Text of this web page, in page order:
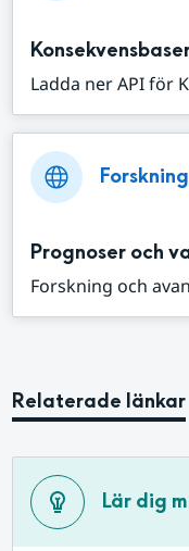
Ladda ner API för
Prognoser och
Forskning och
Relaterade länkar
Lär dig